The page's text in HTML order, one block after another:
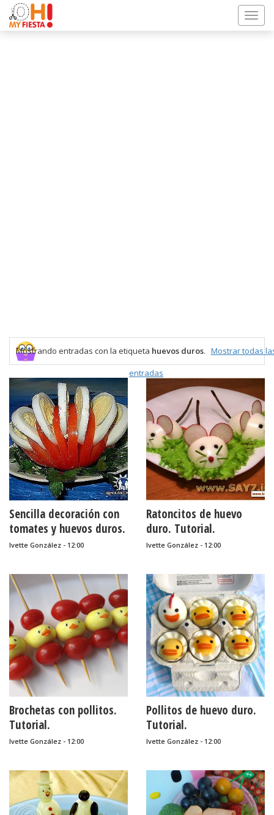
Mostrando entradas con la etiqueta huevos duros. Mostrar todas
entradas
Sencilla decoración con
tomates y huevos duros.
Ivette González - 12:00
Ratoncitos de huevo
duro. Tutorial.
Ivette González - 12:00
Brochetas con pollitos.
Tutorial.
Ivette González - 12:00
Pollitos de huevo duro.
Tutorial.
Ivette González - 12:00